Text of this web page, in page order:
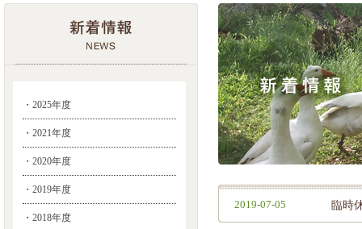
・2025年度
・2021年度
・2020年度
・2019年度
・2018年度
2019-07-05 臨時